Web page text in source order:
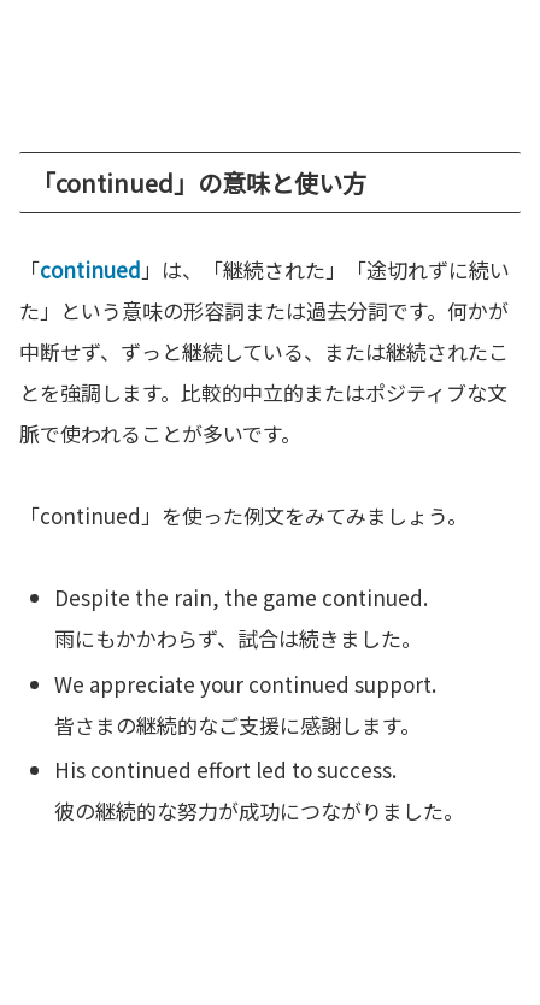
「continued」の意味と使い方
「continued」は、「継続された」「途切れずに続い
た」という意味の形容詞または過去分詞です。何かが
中断せず、ずっと継続している、または継続されたこ
とを強調します。比較的中立的またはポジティブな文
脈で使われることが多いです。
「continued」を使った例文をみてみましょう。
Despite the rain, the game continued.
雨にもかかわらず、試合は続きました。
We appreciate your continued support.
皆さまの継続的なご支援に感謝します。
His continued effort led to success.
彼の継続的な努力が成功につながりました。